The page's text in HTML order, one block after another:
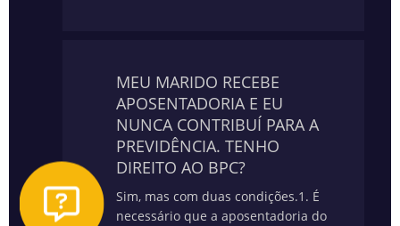
MEU MARIDO RECEBE
APOSENTADORIA E EU
NUNCA CONTRIBUÍ PARA A
PREVIDÊNCIA. TENHO
DIREITO AO BPC?
Sim, mas com duas condições.1. É
necessário que a aposentadoria do